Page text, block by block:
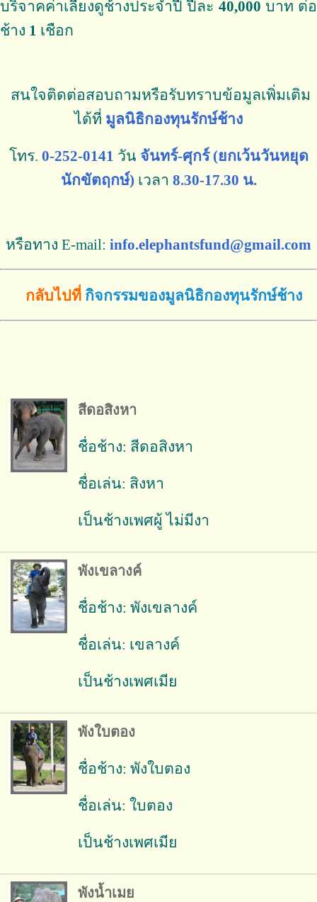
บริจาคค่าเลี้ยงดูช้างประจำปี ปีละ 40,000 บาท ต่อ
ช้าง 1 เชือก
สนใจติดต่อสอบถามหรือรับทราบข้อมูลเพิ่มเติม
ได้ที่ มูลนิธิกองทุนรักษ์ช้าง
โทร. 0-252-0141 วัน จันทร์-ศุกร์ (ยกเว้นวันหยุด
นักขัตฤกษ์) เวลา 8.30-17.30 น.
หรือทาง E-mail: info.elephantsfund@gmail.com
กลับไปที่ กิจกรรมของมูลนิธิกองทุนรักษ์ช้าง
สีดอสิงหา
ชื่อช้าง: สีดอสิงหา
ชื่อเล่น: สิงหา
เป็นช้างเพศผู้ ไม่มีงา
พังเขลางค์
ชื่อช้าง: พังเขลางค์
ชื่อเล่น: เขลางค์
เป็นช้างเพศเมีย
พังใบตอง
ชื่อช้าง: พังใบตอง
ชื่อเล่น: ใบตอง
เป็นช้างเพศเมีย
พังน้ำเมย